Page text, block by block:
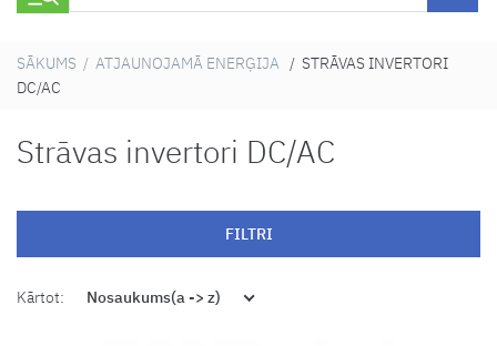
SĀKUMS / ATJAUNOJAMĀ ENERĢIJA / STRĀVAS INVERTORI
DC/AC
Strāvas invertori DC/AC
FILTRI
Kārtot: Nosaukums(a -> z)